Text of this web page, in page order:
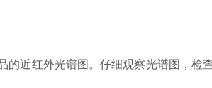
近红外光谱图。仔细观察光谱图，检